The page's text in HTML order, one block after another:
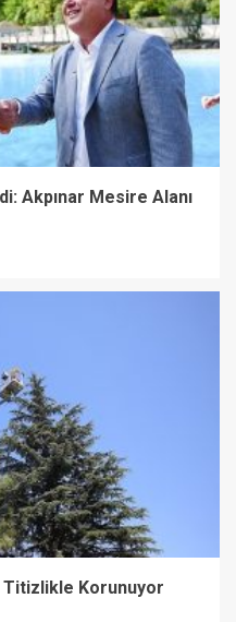
Akpınar Mesire Alanı
Titizlikle Korunuyor